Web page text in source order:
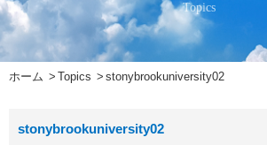
Topics
ホーム Topics stonybrookuniversity02
stonybrookuniversity02